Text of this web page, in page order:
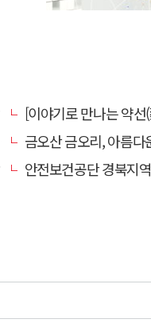
[이야기로 만나는 약
금오산 금오리, 아름
안전보건공단 경북지역